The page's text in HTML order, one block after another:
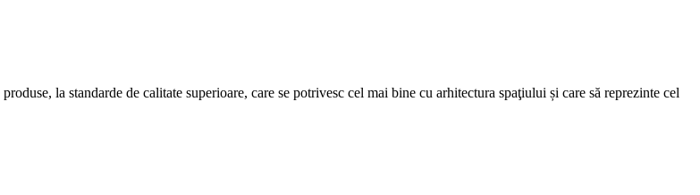
la standarde de calitate superioare, care se potrivesc cel mai bine cu arhitectura spaţiului și care să reprezinte cel